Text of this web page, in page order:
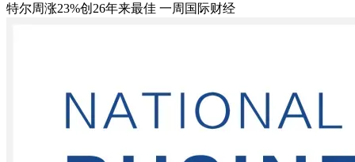
特尔周涨23%创26年来最佳 一周国际财经